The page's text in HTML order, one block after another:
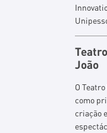
João
O
como
criação